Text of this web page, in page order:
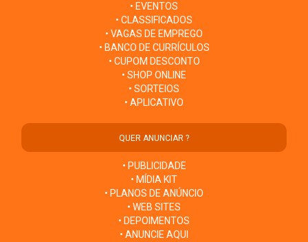
• EVENTOS
• CLASSIFICADOS
• VAGAS DE EMPREGO
• BANCO DE CURRÍCULOS
• CUPOM DESCONTO
• SHOP ONLINE
• SORTEIOS
• APLICATIVO
QUER ANUNCIAR ?
• PUBLICIDADE
• MÍDIA KIT
• PLANOS DE ANÚNCIO
• WEB SITES
• DEPOIMENTOS
• ANUNCIE AQUI